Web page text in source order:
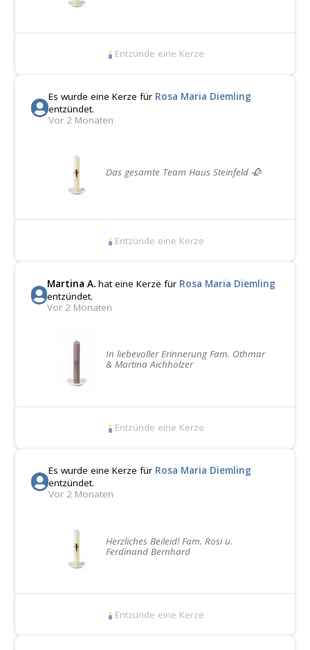
Entzünde eine Kerze
Es wurde eine Kerze für Rosa Maria Diemling
entzündet.
Vor 2 Monaten
Das gesamte Team Haus Steinfeld 🥀
Entzünde eine Kerze
Martina A.hat eine Kerze für Rosa Maria Diemling
entzündet.
Vor 2 Monaten
In liebevoller Erinnerung Fam. Othmar
& Martina Aichholzer
Entzünde eine Kerze
Es wurde eine Kerze für Rosa Maria Diemling
entzündet.
Vor 2 Monaten
Herzliches Beileid! Fam. Rosi u.
Ferdinand Bernhard
Entzünde eine Kerze